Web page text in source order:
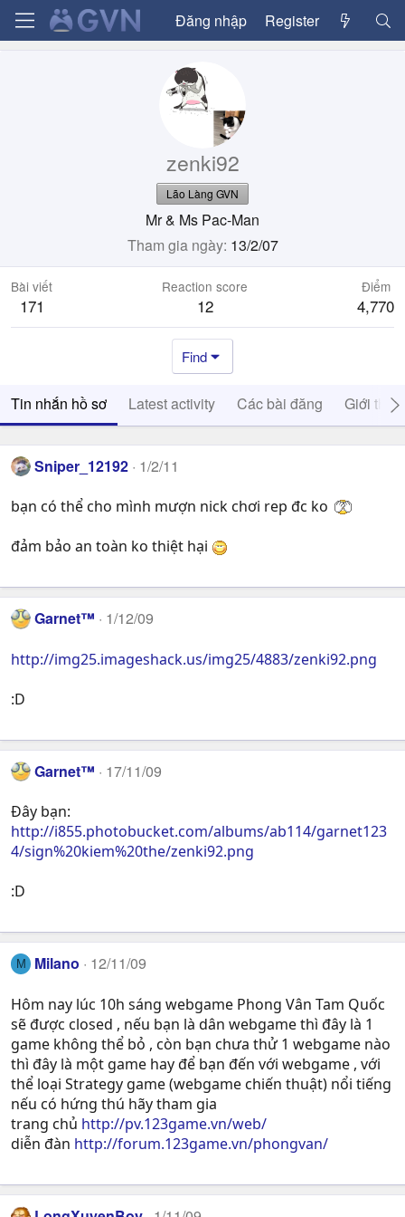
Đăng nhập Register
zenki92
Lão Làng GVN
Mr & Ms Pac-Man
Tham gia ngày 13/2/07
Bài viết
171
Reaction score
12
Điểm
4,770
Find
Tin nhắn hồ sơ Latest activity Các bài đăng Giới thiệu
Sniper_12192 1/2/11
bạn có thể cho mình mượn nick chơi rep đc ko
đảm bảo an toàn ko thiệt hại
Garnet™ 1/12/09
http://img25.imageshack.us/img25/4883/zenki92.png
:D
Garnet™ 17/11/09
Đây bạn:
http://i855.photobucket.com/albums/ab114/garnet123
4/sign%20kiem%20the/zenki92.png
:D
M Milano 12/11/09
Hôm nay lúc 10h sáng webgame Phong Vân Tam Quốc
sẽ được closed , nếu bạn là dân webgame thì đây là 1
game không thể bỏ , còn bạn chưa thử 1 webgame nào
thì đây là một game hay để bạn đến với webgame , với
thể loại Strategy game (webgame chiến thuật) nổi tiếng
nếu có hứng thú hãy tham gia
trang chủ http://pv.123game.vn/web/
diễn đàn http://forum.123game.vn/phongvan/